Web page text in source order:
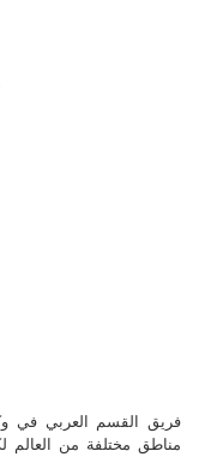
فريق القسم العربي في
مناطق مختلفة من